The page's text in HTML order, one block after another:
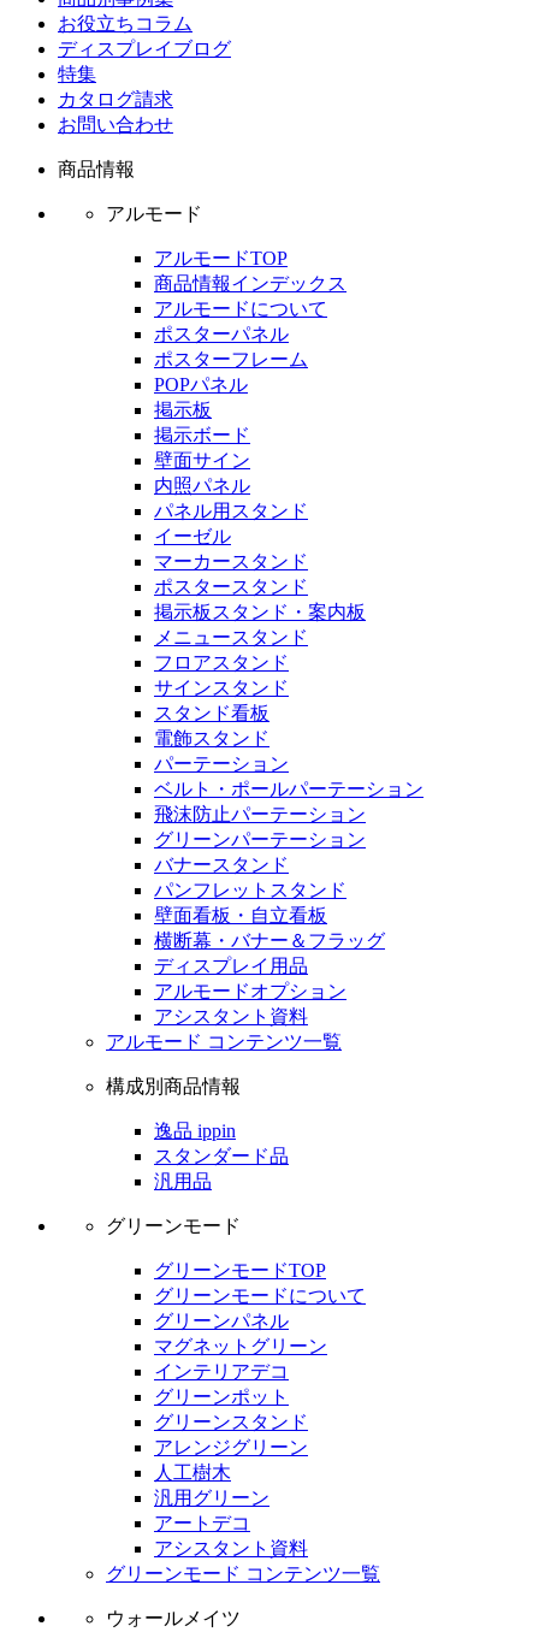
お役立ちコラム
ディスプレイブログ
特集
カタログ請求
お問い合わせ
商品情報
アルモード
アルモードTOP
商品情報インデックス
アルモードについて
ポスターパネル
ポスターフレーム
POPパネル
掲示板
掲示ボード
壁面サイン
内照パネル
パネル用スタンド
イーゼル
マーカースタンド
ポスタースタンド
掲示板スタンド・案内板
メニュースタンド
フロアスタンド
サインスタンド
スタンド看板
電飾スタンド
パーテーション
ベルト・ポールパーテーション
飛沫防止パーテーション
グリーンパーテーション
バナースタンド
パンフレットスタンド
壁面看板・自立看板
横断幕・バナー＆フラッグ
ディスプレイ用品
アルモードオプション
アシスタント資料
アルモード コンテンツ一覧
構成別商品情報
逸品 ippin
スタンダード品
汎用品
グリーンモード
グリーンモードTOP
グリーンモードについて
グリーンパネル
マグネットグリーン
インテリアデコ
グリーンポット
グリーンスタンド
アレンジグリーン
人工樹木
汎用グリーン
アートデコ
アシスタント資料
グリーンモード コンテンツ一覧
ウォールメイツ